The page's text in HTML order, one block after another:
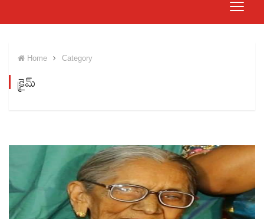
Home Category
క్రైమ్